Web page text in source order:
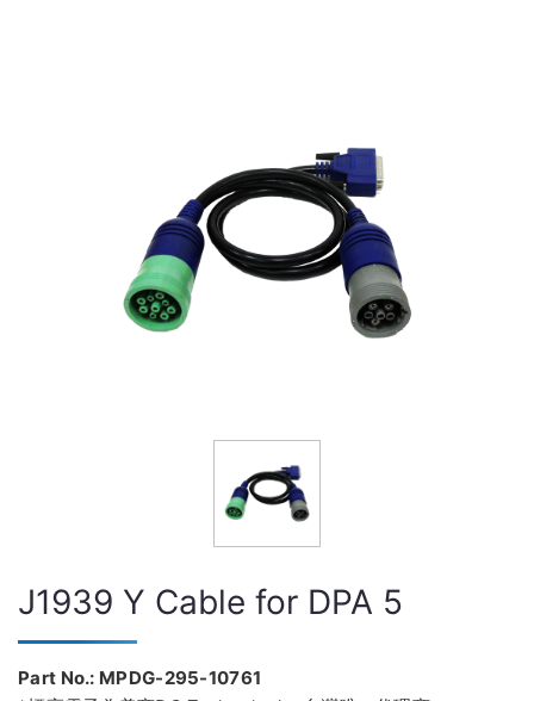
J1939 Y Cable for DPA 5
Part No.: MPDG-295-10761